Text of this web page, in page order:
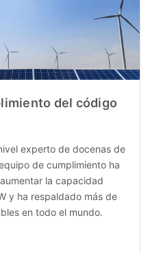
del código
experto de docenas de
de cumplimiento ha
la capacidad
y ha respaldado más de
en todo el mundo.